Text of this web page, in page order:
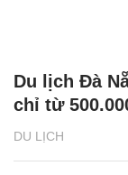
DU LỊCH
Du lịch Đà
chỉ từ